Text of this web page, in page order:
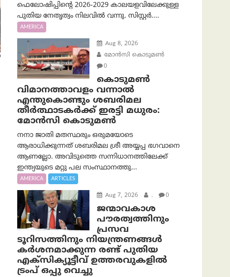
ഫെലോഷിപ്പിന്റെ 2026-2029 കാലയളവിലേക്കുള്ള
പുതിയ നേതൃത്വം നിലവിൽ വന്നു. സിസ്റ്റർ....
AMERICA
Aug 8, 2026
മോൻസി കൊടുമൺ
0
കൊടുമൺ
വിമാനത്താവളം വന്നാൽ
എന്തുകൊണ്ടും ശബരിമല
തീർത്ഥാടകർക്ക് ഇരട്ടി മധുരം:
മോൻസി കൊടുമൺ
നനാ ജാതി മതസ്ഥരും ഒരുമയോടെ
ആരാധിക്കുന്നത് ശബരിമല ശ്രീ അയ്യപ്പ ഭഗവാനെ
ആണല്ലോ. അവിടുത്തെ സന്നിധാനത്തിലേക്ക്
ഇന്ത്യയുടെ മറ്റു പല സംസ്ഥാനത്തു...
AMERICA ARTICLES
Aug 7, 2026 . 0
ജന്മാവകാശ
പൗരത്വത്തിനും
പ്രസവ
ടൂറിസത്തിനും നിയന്ത്രണങ്ങൾ
കർശനമാക്കുന്ന രണ്ട് പുതിയ
എക്സിക്യൂട്ടീവ് ഉത്തരവുകളിൽ
ട്രംപ് ഒപ്പു വെച്ചു